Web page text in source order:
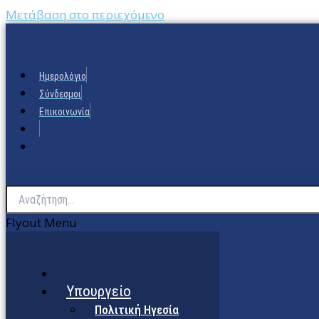
Μετάβαση στο περιεχόμενο
Ημερολόγιο
Σύνδεσμοι
Επικοινωνία
Flyout Menu
Υπουργείο
Πολιτική Ηγεσία